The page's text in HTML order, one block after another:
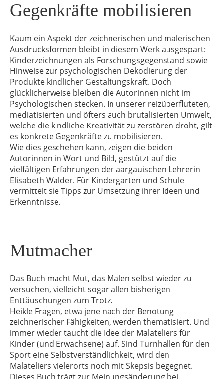
Gegenkräfte mobilisieren
Kaum ein Aspekt der zeichnerischen und malerischen
Ausdrucksformen bleibt in diesem Werk ausgespart:
Kinderzeichnungen als Forschungsgegenstand sowie
Hinweise zur psychologischen Dekodierung der
Produkte kindlicher Gestaltungskraft. Doch
glücklicherweise bleiben die Autorinnen nicht im
Psychologischen stecken. In unserer reizüberfluteten,
mediatisierten und öfters auch brutalisierten Umwelt,
welche die kindliche Kreativität zu zerstören droht, gilt
es konkrete Gegenkräfte zu mobilisieren.
Wie dies geschehen kann, zeigen die beiden
Autorinnen in Wort und Bild, gestützt auf die
vielfältigen Erfahrungen der aargauischen Lehrerin
Elisabeth Walder. Für Kindergarten und Schule
vermittelt sie Tipps zur Umsetzung ihrer Ideen und
Erkenntnisse.
Mutmacher
Das Buch macht Mut, das Malen selbst wieder zu
versuchen, vielleicht sogar allen bisherigen
Enttäuschungen zum Trotz.
Heikle Fragen, etwa jene nach der Benotung
zeichnerischer Fähigkeiten, werden thematisiert. Und
immer wieder taucht die Idee der Malateliers für
Kinder (und Erwachsene) auf. Sind Turnhallen für den
Sport eine Selbstverständlichkeit, wird den
Malateliers vielerorts noch mit Skepsis begegnet.
Dieses Buch trägt zur Meinungsänderung bei.